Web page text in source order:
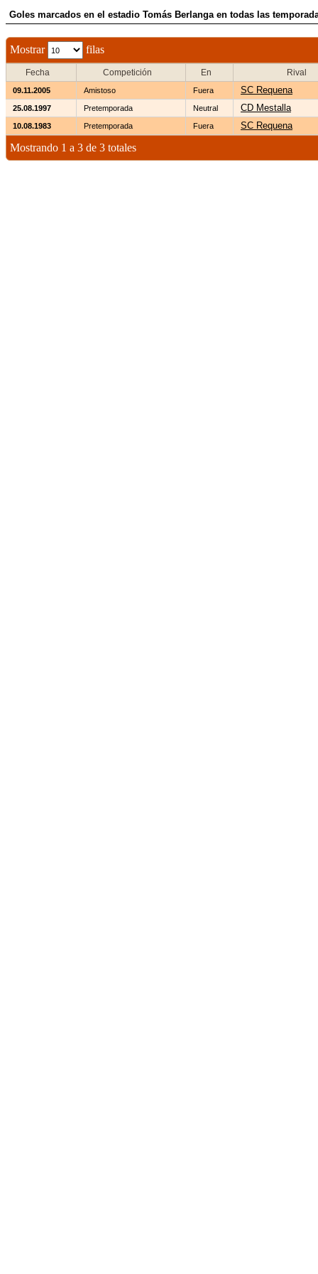
Goles marcados en el estadio Tomás Berlanga en todas las
Mostrar filas
Fecha Competición En Rival
09.11.2005 Amistoso Fuera SC Requena
25.08.1997 Pretemporada Neutral CD Mestalla
10.08.1983 Pretemporada Fuera SC Requena
Mostrando 1 a 3 de 3 totales